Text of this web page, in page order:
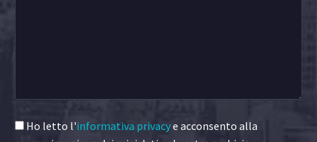
Ho letto l'informativa privacye acconsento alla